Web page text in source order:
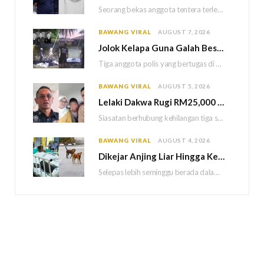
Seorang bekas anggota tentera terlepas daripada hukuman gantung selepas Mahkamah Persekutuan memutuskan untuk menggantikan hukuman…
BAWANG VIRAL AUGUST 7, 2026
Jolok Kelapa Guna Galah Besi Berakhir Tragedi, Tiga Polis Maut Terkena Renjatan Elektrik
Tiga anggota polis yang bertugas di Balai Polis Weston maut selepas dipercayai terkena renjatan elektrik…
BAWANG VIRAL AUGUST 5, 2026
Lelaki Dakwa Rugi RM25,000 Akibat Hutang Kutu, Polis Siasat Kaitan Dengan Kehilangan Tiga Beranak
Siasatan berhubung kehilangan tiga sekeluarga di Bukit Kayu Hitam kini memasuki perkembangan baharu apabila polis…
BAWANG VIRAL AUGUST 4, 2026
Dikejar Anjing Liar Hingga Kemalangan, Mekanik Berdepan Risiko Kecederaan Otak Kekal
Selepas lebih seminggu berada dalam keadaan koma akibat kemalangan dipercayai berpunca daripada kejadian dikejar sekumpulan…